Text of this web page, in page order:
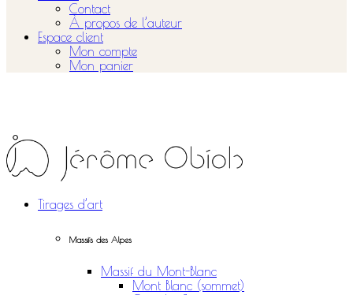
Contact
À propos de l’auteur
Espace client
Mon compte
Mon panier
Tirages d’art
Massifs des Alpes
Massif du Mont-Blanc
Mont Blanc (sommet)